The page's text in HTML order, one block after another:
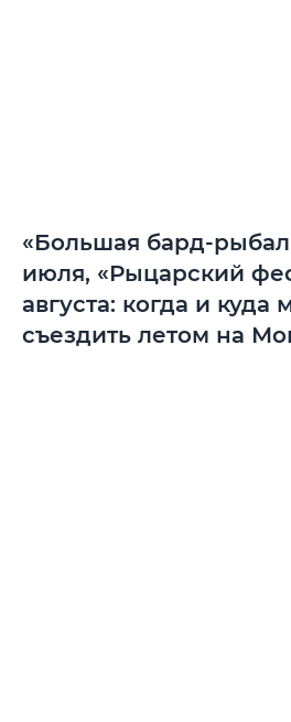
«Большая бард-
июля, «Рыцарский
августа: когда и куда
съездить летом на